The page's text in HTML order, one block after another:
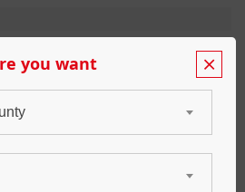
味噌湯、米飯、醬菜、高
美味秘訣：高麗菜絲搭配
you want